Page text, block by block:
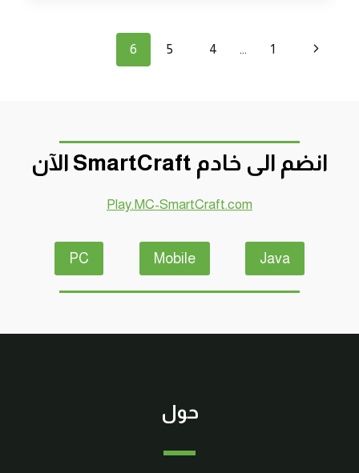
تنقل
الصفحة
1
…
4
5
6
انضم الى خادم SmartCraft الآن
Play.MC-SmartCraft.com
Java
Mobile
PC
حول